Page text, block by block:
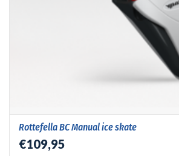
Rottefella BC Manual ice skate
€109,95